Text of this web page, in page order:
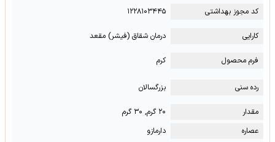
کد مجوز بهداشتی ۱۲۲۸۱۰۳۴۴۵
کارایی درمان شقاق (فیشر) مقعد
فرم محصول کرم
رده سنی بزرگسالان
مقدار
۲۰ گرم, ۳۰ گرم
عصاره
دارمازو